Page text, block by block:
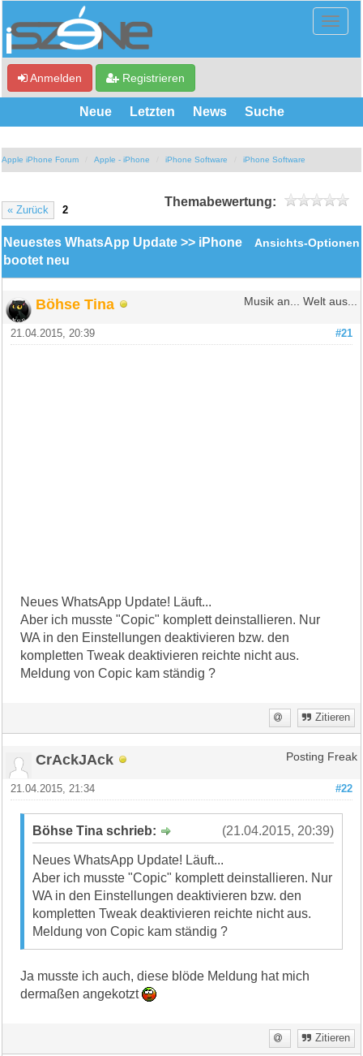
Anmelden Registrieren
Neue Letzten News Suche
Apple iPhone Forum Apple - iPhone iPhone Software iPhone Software
« Zurück 2
Themabewertung:
Ansichts-Optionen
Neuestes WhatsApp Update >> iPhone
bootet neu
Böhse Tina Musik an... Welt aus...
#21
21.04.2015, 20:39
Neues WhatsApp Update! Läuft...
Aber ich musste "Copic" komplett deinstallieren. Nur
WA in den Einstellungen deaktivieren bzw. den
kompletten Tweak deaktivieren reichte nicht aus.
Meldung von Copic kam ständig ?
Zitieren
CrAckJAck Posting Freak
#22
21.04.2015, 21:34
(21.04.2015, 20:39)
Böhse Tina schrieb:
Neues WhatsApp Update! Läuft...
Aber ich musste "Copic" komplett deinstallieren. Nur
WA in den Einstellungen deaktivieren bzw. den
kompletten Tweak deaktivieren reichte nicht aus.
Meldung von Copic kam ständig ?
Ja musste ich auch, diese blöde Meldung hat mich
dermaßen angekotzt
Zitieren